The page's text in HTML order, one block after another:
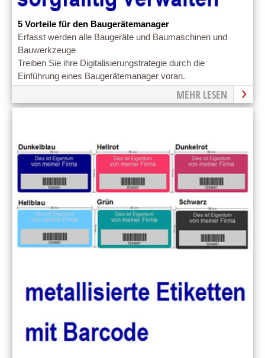
5 Vorteile für den Baugerätemanager
Erfasst werden alle Baugeräte und Baumaschinen und
Bauwerkzeuge
Treiben Sie ihre Digitalisierungstrategie durch die
Einführung eines Baugerätemanager voran.
MEHR LESEN